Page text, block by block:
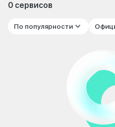
0 сервисов
По популярности